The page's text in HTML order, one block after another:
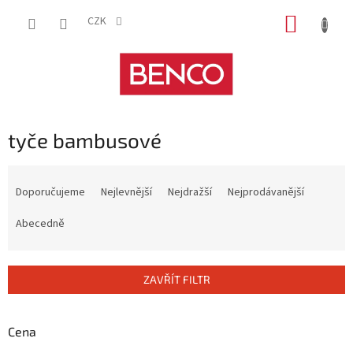
CZK
tyče bambusové
r
d
Doporučujeme Nejlevnější Nejdražší
Nejprodávanější
Abecedně
ZAVŘÍT FILTR
Cena